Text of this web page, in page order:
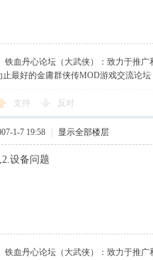
铁血丹心论坛（大武侠）：致力于推
最好的金庸群侠传MOD游戏交流论
支持 反对
1-7 19:58 显示全部楼层
设备问题
铁血丹心论坛（大武侠）：致力于推